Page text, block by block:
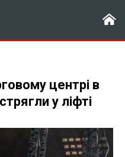
центрі в
у ліфті